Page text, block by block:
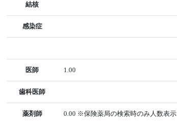
結核
感染症
医師 1.00
歯科医師
薬剤師 0.00 ※保険薬局の検索時のみ人数表示